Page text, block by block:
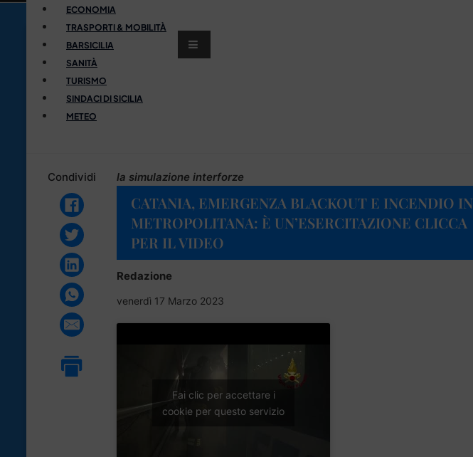
ECONOMIA
TRASPORTI & MOBILITÀ
BARSICILIA
SANITÀ
TURISMO
SINDACI DI SICILIA
METEO
Condividi la simulazione interforze
CATANIA, EMERGENZA BLACKOUT E INCENDIO IN
METROPOLITANA: È UN’ESERCITAZIONE CLICCA
PER IL VIDEO
Redazione
venerdì 17 Marzo 2023
Fai clic per accettare i
cookie per questo servizio